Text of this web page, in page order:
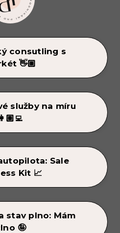
consutling s
👋🏼
služby na míru
👩🏽‍💻
Sale
Kit 📈
stav plno: Mám
🤪